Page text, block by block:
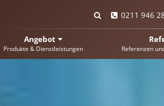
0211 946
Angebot
Produkte & Dienstleistungen Referenzen